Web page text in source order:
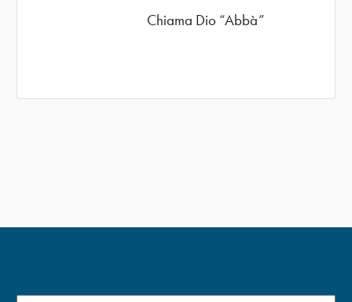
Chiama Dio “Abbà”